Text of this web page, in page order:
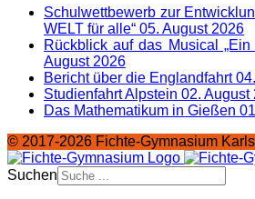
Schulwettbewerb zur
WELT für alle“ 05. August 2026
Rückblick auf das Musical „Ein
August 2026
Bericht über die Englandfahrt
Studienfahrt Alpstein 02. August
Das Mathematikum in Gießen
© 2017-2026 Fichte-Gymnasium
Suchen